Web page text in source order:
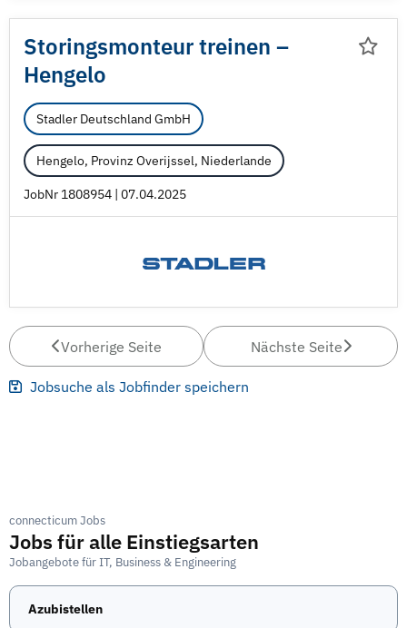
Storingsmonteur treinen –
Hengelo
Stadler Deutschland GmbH
Hengelo, Provinz Overijssel, Niederlande
JobNr 1808954 | 07.04.2025
Vorherige Seite Nächste Seite
Jobsuche als Jobfinder speichern
connecticum Jobs
Jobs für alle Einstiegsarten
Jobangebote für IT, Business & Engineering
Azubistellen